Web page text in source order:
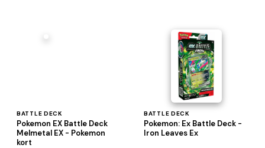
BATTLE DECK
Pokemon EX Battle Deck
Melmetal EX - Pokemon
kort
BATTLE DECK
Pokemon: Ex Battle Deck -
Iron Leaves Ex